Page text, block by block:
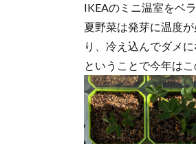
IKEAのミニ温室をベ
夏野菜は発芽に温度
り、冷え込んでダメ
ということで今年は